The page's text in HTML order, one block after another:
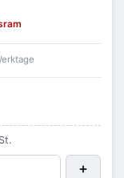
+